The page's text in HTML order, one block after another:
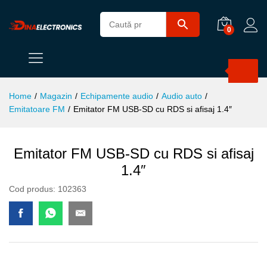
0
Home / Magazin / Echipamente audio / Audio auto /
Emitatoare FM / Emitator FM USB-SD cu RDS si afisaj 1.4″
Emitator FM USB-SD cu RDS si afisaj
1.4″
Cod produs: 102363